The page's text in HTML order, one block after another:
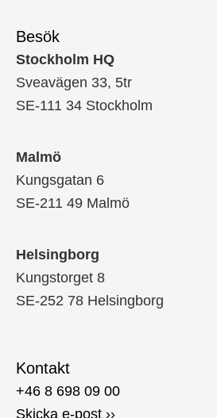
Besök
Stockholm HQ
Sveavägen 33, 5tr
SE-111 34 Stockholm
Malmö
Kungsgatan 6
SE-211 49 Malmö
Helsingborg
Kungstorget 8
SE-252 78 Helsingborg
Kontakt
+46 8 698 09 00
Skicka e-post ››